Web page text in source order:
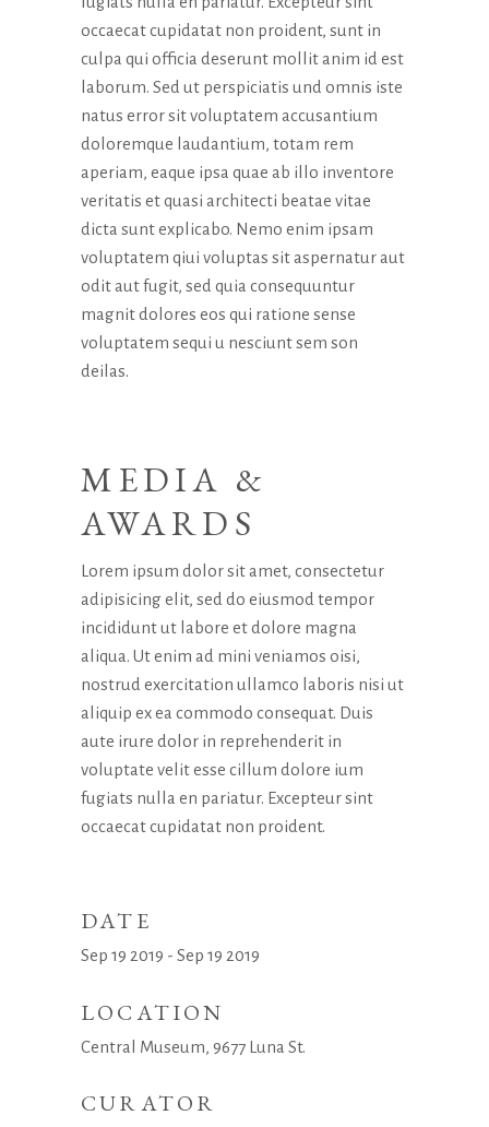
occaecat cupidatat non proident, sunt in
culpa qui officia deserunt mollit anim id est
laborum. Sed ut perspiciatis und omnis iste
natus error sit voluptatem accusantium
doloremque laudantium, totam rem
aperiam, eaque ipsa quae ab illo inventore
veritatis et quasi architecti beatae vitae
dicta sunt explicabo. Nemo enim ipsam
voluptatem qiui voluptas sit aspernatur aut
odit aut fugit, sed quia consequuntur
magnit dolores eos qui ratione sense
voluptatem sequi u nesciunt sem son
deilas.
MEDIA &
AWARDS
Lorem ipsum dolor sit amet, consectetur
adipisicing elit, sed do eiusmod tempor
incididunt ut labore et dolore magna
aliqua. Ut enim ad mini veniamos oisi,
nostrud exercitation ullamco laboris nisi ut
aliquip ex ea commodo consequat. Duis
aute irure dolor in reprehenderit in
voluptate velit esse cillum dolore ium
fugiats nulla en pariatur. Excepteur sint
occaecat cupidatat non proident.
DATE
Sep 19 2019 - Sep 19 2019
LOCATION
Central Museum, 9677 Luna St.
CURATOR